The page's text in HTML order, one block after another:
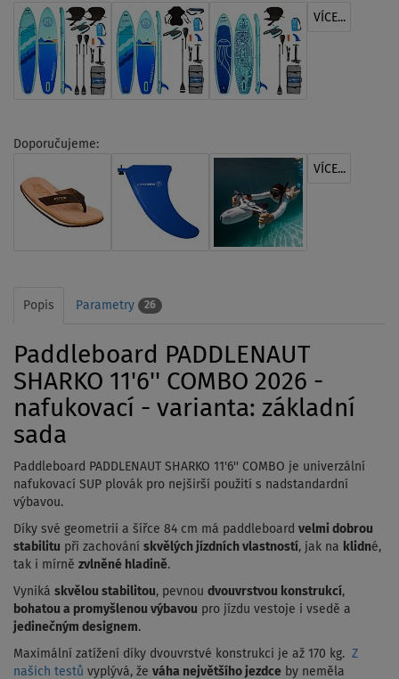
VÍCE...
Doporučujeme:
VÍCE...
Popis Parametry 26
Paddleboard PADDLENAUT
SHARKO 11'6'' COMBO 2026 -
nafukovací - varianta: základní
sada
Paddleboard PADDLENAUT SHARKO 11'6'' COMBO je univerzální
nafukovací SUP plovák pro nejširší použití s nadstandardní
výbavou.
Díky své geometrii a šířce 84 cm má paddleboard velmi dobrou
stabilitu při zachování skvělých jízdních vlastností, jak na klidné,
tak i mírně zvlněné hladině.
Vyniká skvělou stabilitou, pevnou dvouvrstvou konstrukcí,
bohatou a promyšlenou výbavou pro jízdu vestoje i vsedě a
jedinečným designem.
Maximální zatížení díky dvouvrstvé konstrukci je až 170 kg. Z
našich testů vyplývá, že váha největšího jezdce by neměla